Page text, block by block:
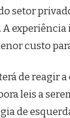
setor
custo
de reagir
leis a
de